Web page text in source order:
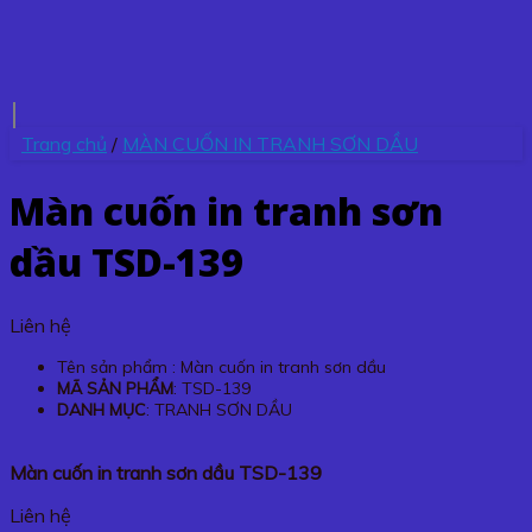
Trang chủ / MÀN CUỐN IN TRANH SƠN DẦU
Màn cuốn in tranh sơn
dầu TSD-139
Liên hệ
Tên sản phẩm : Màn cuốn in tranh sơn dầu
MÃ SẢN PHẨM: TSD-139
DANH MỤC: TRANH SƠN DẦU
Màn cuốn in tranh sơn dầu TSD-139
Liên hệ